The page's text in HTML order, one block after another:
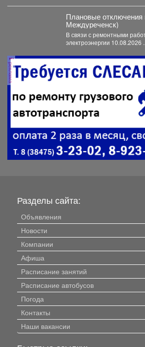
Плановые отключения
Междуреченск)
В связи с ремонтными
электроэнергии
реклама
Разделы сайта:
Объявления
Новости
Компании
Афиша
Расписание занятий
Расписание автобусов
Погода
Контакты
Наши вакансии